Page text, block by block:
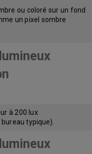
ou coloré sur un fond
un pixel sombre
à 200 lux
typique).